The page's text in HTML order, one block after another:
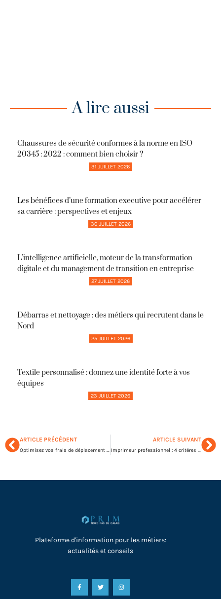
A lire aussi
Chaussures de sécurité conformes à la norme en ISO
20345 : 2022 : comment bien choisir ?
31 JUILLET 2026
Les bénéfices d’une formation executive pour accélérer
sa carrière : perspectives et enjeux
30 JUILLET 2026
L’intelligence artificielle, moteur de la transformation
digitale et du management de transition en entreprise
27 JUILLET 2026
Débarras et nettoyage : des métiers qui recrutent dans le
Nord
25 JUILLET 2026
Textile personnalisé : donnez une identité forte à vos
équipes
23 JUILLET 2026
ARTICLE PRÉCÉDENT
Optimisez vos frais de déplacement : secrets de facturation révélés !
ARTICLE SUIVANT
Imprimeur professionnel : 4 critères pour bien le choisir
Plateforme d'information pour les métiers:
actualités et conseils